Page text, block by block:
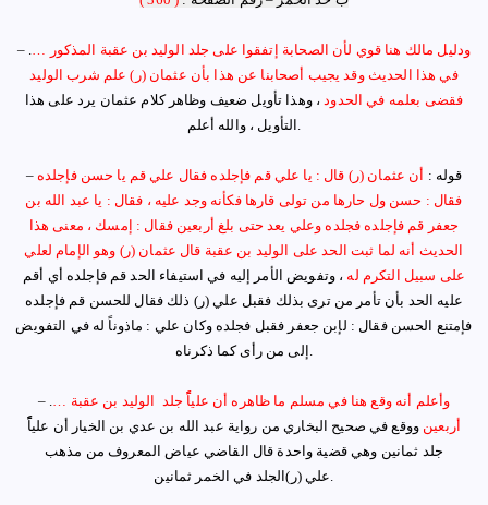
– . ودليل مالك هنا قوي لأن الصحابة إتفقوا على جلد الوليد بن عقبة المذكور
في هذا الحديث وقد يجيب أصحابنا عن هذا بأن عثمان(ر)علم شرب الوليد
فقضى بعلمه في الحدود ،وهذا تأويل ضعيف وظاهر كلام عثمان يرد على هذا
– قوله : أن عثمان (ر) قال : يا علي قم فإجلده فقال علي قم يا حسن فإجلده
فقال : حسن ول حارها من تولى قارها فكأنه وجد عليه ، فقال : يا عبد الله بن
جعفر قم فإجلده فجلده وعلي يعد حتى بلغ أربعين فقال : إمسك ، معنى هذا
الحديث أنه لما ثبت الحد على الوليد بن عقبة قال عثمان (ر) وهو الإمام لعلي
على سبيل التكرم له ، وتفويض الأمر إليه في استيفاء الحد قم فإجلده أي أقم
عليه الحد بأن تأمر من ترى بذلك فقبل علي (ر) ذلك فقال للحسن قم فإجلده
فإمتنع الحسن فقال : لإبن جعفر فقبل فجلده وكان علي : ماذوناً له في التفويض
– .
وأعلم أنه وقع هنا في مسلم ما ظاهره أن علياًًً جلد الوليد بن عقبة
أربعينووقع في صحيح البخاري من رواية عبد الله بن عدي بن الخيار أن علياًًً
جلد ثمانين وهي قضية واحدة قال القاضي عياض المعروف من مذهب
علي(ر)